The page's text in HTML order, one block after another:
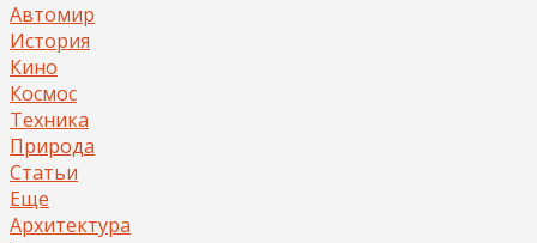
Автомир
История
Кино
Космос
Техника
Природа
Статьи
Еще
Архитектура